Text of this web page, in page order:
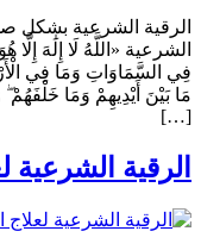
الرقية الشرعية بشكل
الشرعية «اللَّهُ لَا إِلَٰهَ
فِي السَّمَاوَاتِ وَمَا فِي
مَا بَيْنَ أَيْدِيهِمْ وَمَا
[…]
الرقية